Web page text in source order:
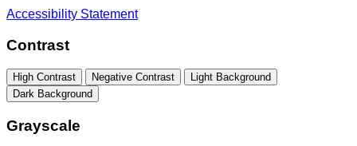
Accessibility Statement
Contrast
High Contrast Negative Contrast
Light Background
Dark Background
Grayscale